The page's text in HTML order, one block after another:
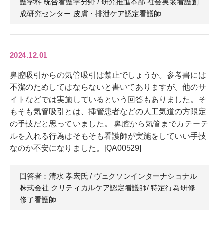
成研究センター 皮膚・排泄ケア認定看護師
2024.12.01
鼻腔吸引からの気管吸引は禁止でしょうか。参考書には
不潔のためしてはならないと書いてありますが、他のサ
イトなどでは実施しているという回答もありました。そ
もそも気管吸引とは、挿管患者などの人工気道の方限定
の手技だと思っていました。 鼻腔から気管までカテーテ
ルを入れる行為はそもそも看護師が実施をしていい手技
なのか不安になりました。[QA00529]
回答者：清水 孝宏氏 / ヴェクソンインターナショナル
株式会社 クリティカルケア認定看護師/ 特定行為研修
修了看護師